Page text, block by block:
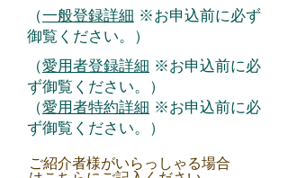
（一般登録詳細 ※お申込前に必ず
御覧ください。）
（愛用者登録詳細 ※お申込前に必
ず御覧ください。）
（愛用者特約詳細 ※お申込前に必
ず御覧ください。）
ご紹介者様がいらっしゃる場合